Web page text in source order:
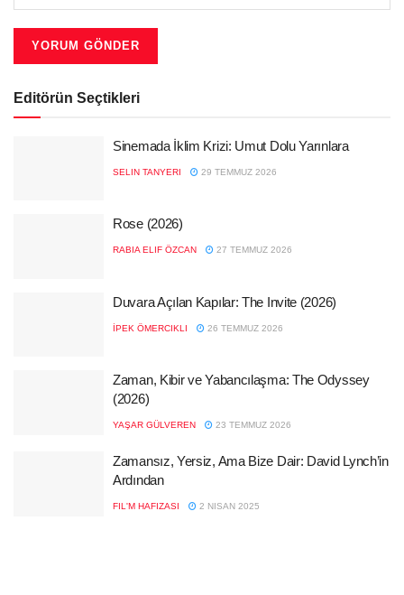
Editörün Seçtikleri
Sinemada İklim Krizi: Umut Dolu Yarınlara
SELIN TANYERI 29 TEMMUZ 2026
Rose (2026)
RABIA ELIF ÖZCAN 27 TEMMUZ 2026
Duvara Açılan Kapılar: The Invite (2026)
İPEK ÖMERCIKLI 26 TEMMUZ 2026
Zaman, Kibir ve Yabancılaşma: The Odyssey
(2026)
YAŞAR GÜLVEREN 23 TEMMUZ 2026
Zamansız, Yersiz, Ama Bize Dair: David Lynch’in
Ardından
FIL'M HAFIZASI 2 NISAN 2025